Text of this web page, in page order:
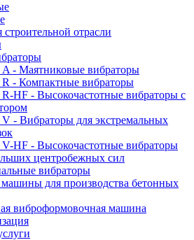
отрасли
- Маятниковые вибраторы
- Компактные вибраторы
HF - Высокочастотные вибраторы с
- Вибраторы для экстремальных
HF - Высокочастотные вибраторы
центробежных сил
вибраторы
для производства бетонных
виброформовочная машина